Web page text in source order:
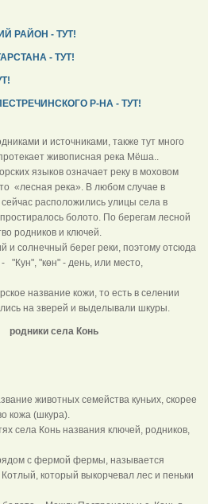
РАЙОН - ТУТ!
- ТУТ!
Р-НА - ТУТ!
и источниками, также тут много
живописная река Мёша..
языков означает реку в моховом
«лесная река». В любом случае в
расположились улицы села в
болото. По берегам лесной
родников и ключей.
и солнечный берег реки, поэтому отсюда
"Кун", "көн" - день, или место,
название кожи, то есть в селении
на зверей и выделывали шкуры.
села Конь
животных семейства куньих, скорее
кожа (шкура).
села Конь названия ключей, родников,
с фермой фермы, называется
который выкорчевал лес и пеньки